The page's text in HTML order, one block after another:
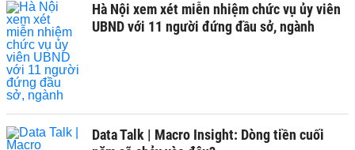
Hà Nội xem xét miễn nhiệm chức vụ ủy viên
UBND với 11 người đứng đầu sở, ngành
Data Talk | Macro Insight: Dòng tiền cuối